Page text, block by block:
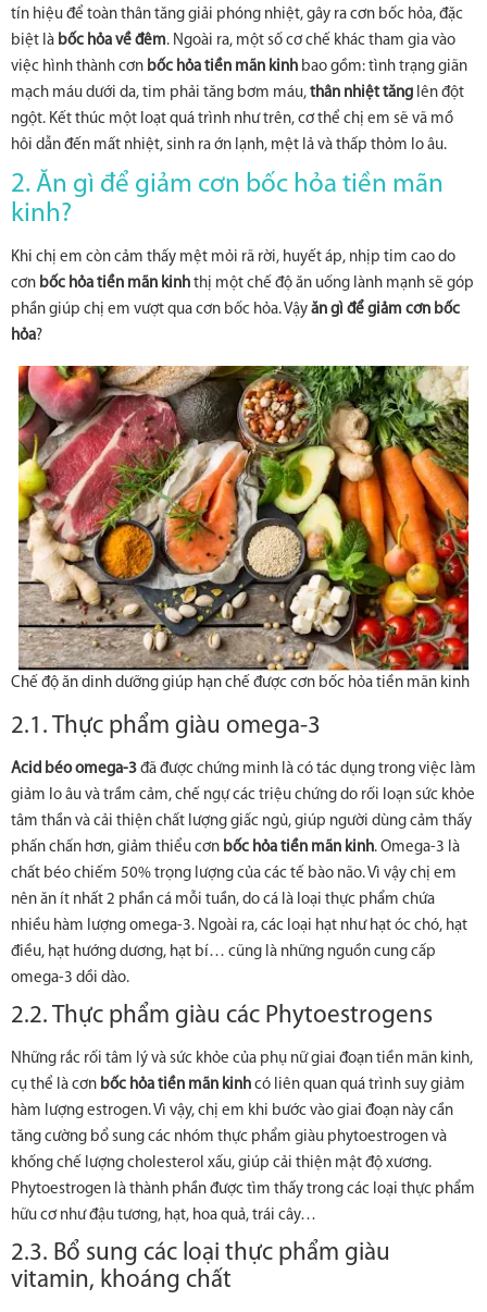
tín hiệu để toàn thân tăng giải phóng nhiệt, gây ra cơn bốc hỏa, đặc
biệt là bốc hỏa về đêm. Ngoài ra, một số cơ chế khác tham gia vào
việc hình thành cơn bốc hỏa tiền mãn kinh bao gồm: tình trạng giãn
mạch máu dưới da, tim phải tăng bơm máu, thân nhiệt tăng lên đột
ngột. Kết thúc một loạt quá trình như trên, cơ thể chị em sẽ vã mồ
hôi dẫn đến mất nhiệt, sinh ra ớn lạnh, mệt lả và thấp thỏm lo âu.
2. Ăn gì để giảm cơn bốc hỏa tiền mãn
kinh?
Khi chị em còn cảm thấy mệt mỏi rã rời, huyết áp, nhịp tim cao do
cơn bốc hỏa tiền mãn kinh thị một chế độ ăn uống lành mạnh sẽ góp
phần giúp chị em vượt qua cơn bốc hỏa. Vậy ăn gì để giảm cơn bốc
hỏa?
Chế độ ăn dinh dưỡng giúp hạn chế được cơn bốc hỏa tiền mãn kinh
2.1. Thực phẩm giàu omega-3
Acid béo omega-3 đã được chứng minh là có tác dụng trong việc làm
giảm lo âu và trầm cảm, chế ngự các triệu chứng do rối loạn sức khỏe
tâm thần và cải thiện chất lượng giấc ngủ, giúp người dùng cảm thấy
phấn chấn hơn, giảm thiểu cơn bốc hỏa tiền mãn kinh. Omega-3 là
chất béo chiếm 50% trọng lượng của các tế bào não. Vì vậy chị em
nên ăn ít nhất 2 phần cá mỗi tuần, do cá là loại thực phẩm chứa
nhiều hàm lượng omega-3. Ngoài ra, các loại hạt như hạt óc chó, hạt
điều, hạt hướng dương, hạt bí… cũng là những nguồn cung cấp
omega-3 dồi dào.
2.2. Thực phẩm giàu các Phytoestrogens
Những rắc rối tâm lý và sức khỏe của phụ nữ giai đoạn tiền mãn kinh,
cụ thể là cơn bốc hỏa tiền mãn kinh có liên quan quá trình suy giảm
hàm lượng estrogen. Vì vậy, chị em khi bước vào giai đoạn này cần
tăng cường bổ sung các nhóm thực phẩm giàu phytoestrogen và
khống chế lượng cholesterol xấu, giúp cải thiện mật độ xương.
Phytoestrogen là thành phần được tìm thấy trong các loại thực phẩm
hữu cơ như đậu tương, hạt, hoa quả, trái cây…
2.3. Bổ sung các loại thực phẩm giàu
vitamin, khoáng chất